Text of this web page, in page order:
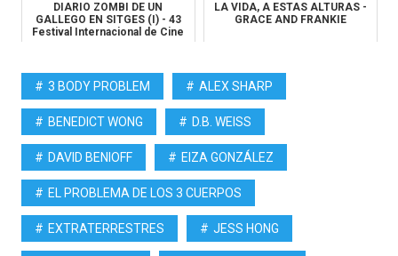
DIARIO ZOMBI DE UN
GALLEGO EN SITGES (I) - 43
Festival Internacional de Cine
LA VIDA, A ESTAS ALTURAS -
GRACE AND FRANKIE
3 BODY PROBLEM ALEX SHARP
BENEDICT WONG D.B. WEISS
DAVID BENIOFF EIZA GONZÁLEZ
EL PROBLEMA DE LOS 3 CUERPOS
EXTRATERRESTRES JESS HONG